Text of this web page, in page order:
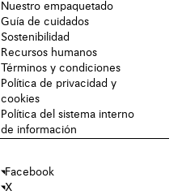
Nuestro empaquetado
Guía de cuidados
Sostenibilidad
Recursos humanos
Términos y condiciones
Política de privacidad y
cookies
Política del sistema interno
de información
Facebook
X